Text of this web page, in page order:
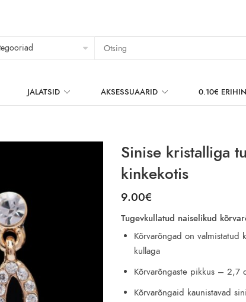
JALATSID AKSESSUAARID 0.10€
Sinise kristalliga
kinkekotis
9.00€
Tugevkullatud naiselikud
Kõrvarõngad on valmistatud
kullaga
Kõrvarõngaste pikkus – 2,7
Kõrvarõngaid kaunistavad